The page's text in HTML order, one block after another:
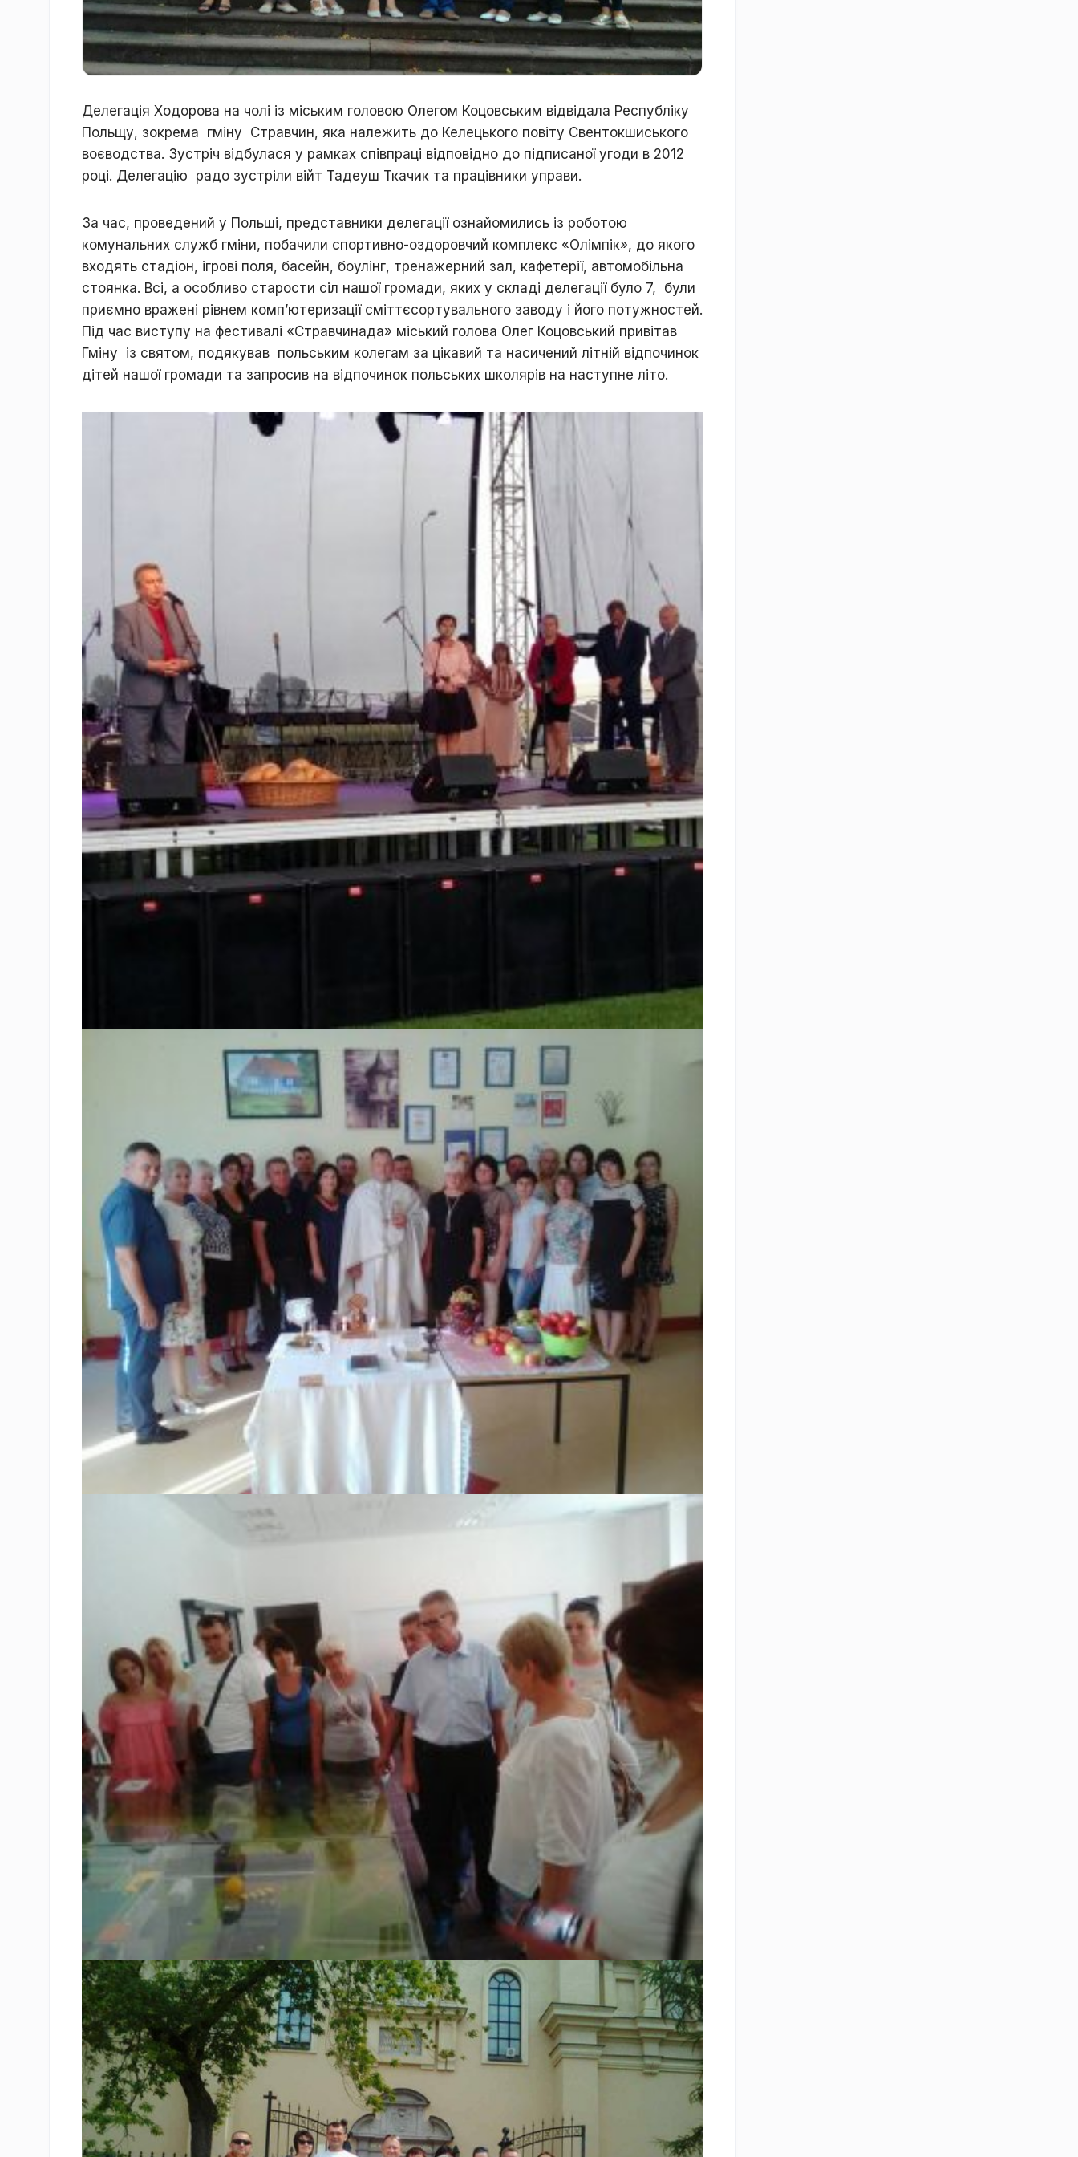
знай
свій
рідний
край
Ходорів’яни
в
Делегація Ходорова на чолі із міським головою Олегом Коцовським відвідала Республіку
Польщу, зокрема гміну Стравчин, яка належить до Келецького повіту Свентокшиського
воєводства. Зустріч відбулася у рамках співпраці відповідно до підписаної угоди в 2012
році. Делегацію радо зустріли війт Тадеуш Ткачик та працівники управи.
За час, проведений у Польші, представники делегації ознайомились із роботою
комунальних служб гміни, побачили спортивно-оздоровчий комплекс «Олімпік», до якого
входять стадіон, ігрові поля, басейн, боулінг, тренажерний зал, кафетерії, автомобільна
стоянка. Всі, а особливо старости сіл нашої громади, яких у складі делегації було 7, були
приємно вражені рівнем комп’ютеризації сміттєсортувального заводу і його потужностей.
Під час виступу на фестивалі «Стравчинада» міський голова Олег Коцовський привітав
Гміну із святом, подякував польським колегам за цікавий та насичений літній відпочинок
дітей нашої громади та запросив на відпочинок польських школярів на наступне літо.
Відвідини делегацією з Ходорова польської ґміни Стравчин
Відвідини делегацією з Ходорова польської ґміни Стравчин
Відвідини делегацією з Ходорова польської ґміни Стравчин